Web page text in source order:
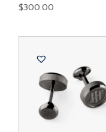
$300.00